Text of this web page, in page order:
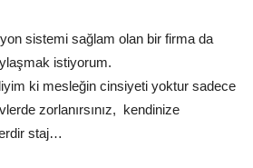
sistemi sağlam olan bir firma da
istiyorum.
ki mesleğin cinsiyeti yoktur sadece
zorlanırsınız, kendinize
staj…